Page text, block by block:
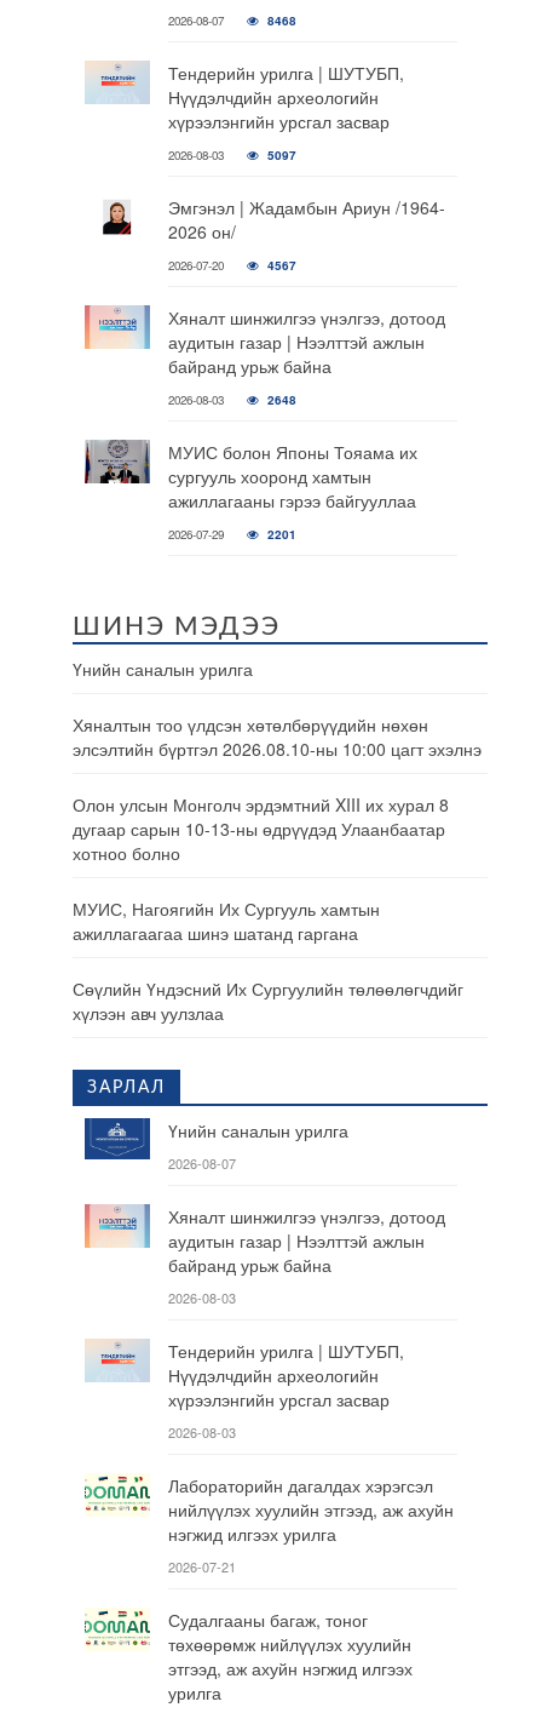
2026-08-07 8468
Тендерийн урилга | ШУТУБП,
Нүүдэлчдийн археологийн
хүрээлэнгийн урсгал засвар
2026-08-03 5097
Эмгэнэл | Жадамбын Ариун /1964-
2026 он/
2026-07-20 4567
Хяналт шинжилгээ үнэлгээ, дотоод
аудитын газар | Нээлттэй ажлын
байранд урьж байна
2026-08-03 2648
МУИС болон Японы Тояама их
сургууль хооронд хамтын
ажиллагааны гэрээ байгууллаа
2026-07-29 2201
ШИНЭ МЭДЭЭ
Үнийн саналын урилга
Хяналтын тоо үлдсэн хөтөлбөрүүдийн нөхөн
элсэлтийн бүртгэл 2026.08.10-ны 10:00 цагт эхэлнэ
Олон улсын Монголч эрдэмтний XIII их хурал 8
дугаар сарын 10-13-ны өдрүүдэд Улаанбаатар
хотноо болно
МУИС, Нагоягийн Их Сургууль хамтын
ажиллагаагаа шинэ шатанд гаргана
Сөүлийн Үндэсний Их Сургуулийн төлөөлөгчдийг
хүлээн авч уулзлаа
ЗАРЛАЛ
Үнийн саналын урилга
2026-08-07
Хяналт шинжилгээ үнэлгээ, дотоод
аудитын газар | Нээлттэй ажлын
байранд урьж байна
2026-08-03
Тендерийн урилга | ШУТУБП,
Нүүдэлчдийн археологийн
хүрээлэнгийн урсгал засвар
2026-08-03
Лабораторийн дагалдах хэрэгсэл
нийлүүлэх хуулийн этгээд, аж ахуйн
нэгжид илгээх урилга
2026-07-21
Судалгааны багаж, тоног
төхөөрөмж нийлүүлэх хуулийн
этгээд, аж ахуйн нэгжид илгээх
урилга